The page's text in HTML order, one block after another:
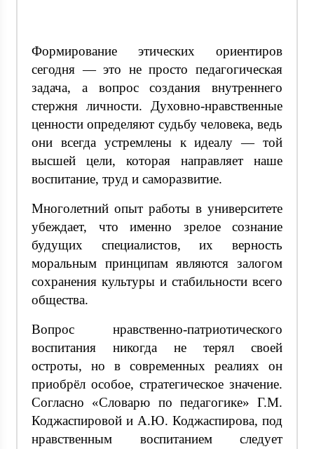
Формирование этических ориентиров
сегодня — это не просто педагогическая
задача, а вопрос создания внутреннего
стержня личности. Духовно-нравственные
ценности определяют судьбу человека, ведь
они всегда устремлены к идеалу — той
высшей цели, которая направляет наше
воспитание, труд и саморазвитие.
Многолетний опыт работы в университете
убеждает, что именно зрелое сознание
будущих специалистов, их верность
моральным принципам являются залогом
сохранения культуры и стабильности всего
общества.
Вопрос нравственно-патриотического
воспитания никогда не терял своей
остроты, но в современных реалиях он
приобрёл особое, стратегическое значение.
Согласно «Словарю по педагогике» Г.М.
Коджаспировой и А.Ю. Коджаспирова, под
нравственным воспитанием следует